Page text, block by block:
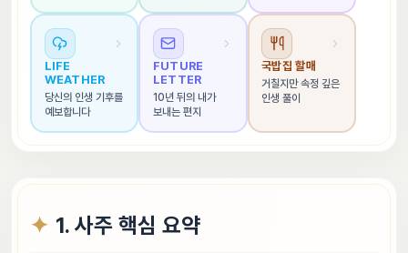
LIFE
WEATHER
당신의 인생 기후를
예보합니다
FUTURE
LETTER
10년 뒤의 내가
보내는 편지
국밥집 할매
거칠지만 속정 깊은
인생 풀이
1. 사주 핵심 요약